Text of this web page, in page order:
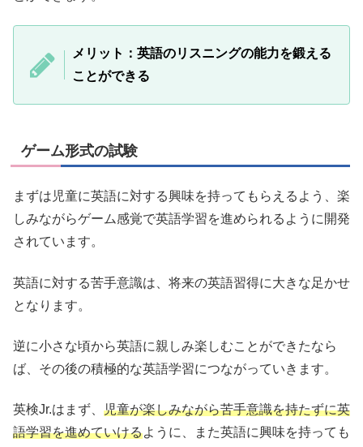
メリット：英語のリスニングの能力を鍛える
ことができる
ゲーム形式の試験
まずは児童に英語に対する興味を持ってもらえるよう、楽
しみながらゲーム感覚で英語学習を進められるように開発
されています。
英語に対する苦手意識は、将来の英語習得に大きな足かせ
となります。
逆に小さな頃から英語に親しみ楽しむことができたなら
ば、その後の積極的な英語学習につながっていきます。
英検Jr.はまず、 児童が楽しみながら苦手意識を持たずに英
語学習を進めていけるように、また英語に興味を持っても